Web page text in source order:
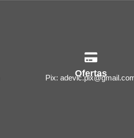
Ofertas
Pix: